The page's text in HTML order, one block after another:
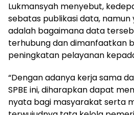
Lukmansyah menyebut,
sebatas publikasi data,
adalah bagaimana data
terhubung dan dimanfaatkan
peningkatan pelayanan
“Dengan adanya kerja sama
SPBE ini, diharapkan dapat
nyata bagi masyarakat serta